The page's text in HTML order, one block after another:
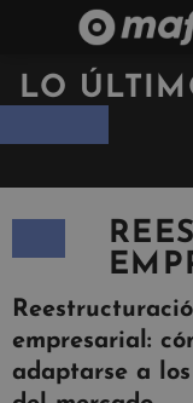
LO
empresarial:
adaptarse a